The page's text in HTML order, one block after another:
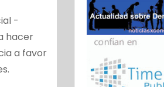
-
hacer
a favor